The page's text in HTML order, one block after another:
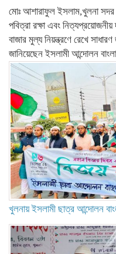
মোঃ আশারাফুল ইসলাম,খুলনা সদর
পবিত্রা রক্ষা এবং
বাজার মুল্য নিয়ন্ত্রণে রেখে
জানিয়েছেন ইসলামী আন্দোলন
খুলনায় ইসলামী ছাত্র আন্দোলন